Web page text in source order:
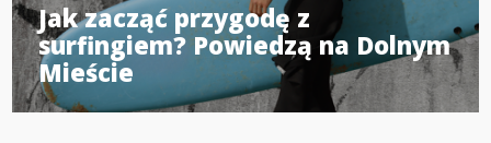
Jak zacząć przygodę z
surfingiem? Powiedzą na Dolnym
Mieście